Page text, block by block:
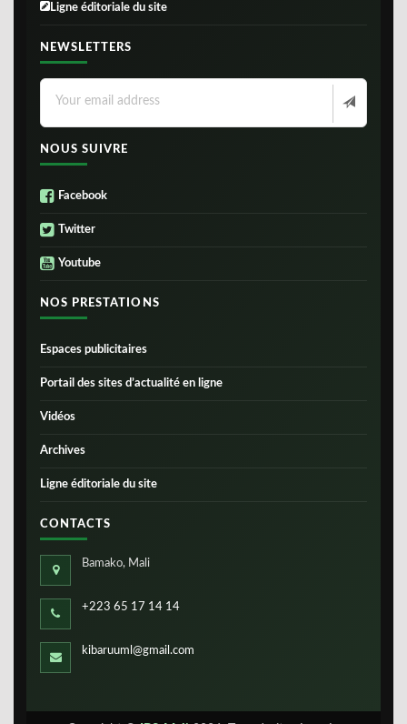
Ligne éditoriale du site
NEWSLETTERS
NOUS SUIVRE
Facebook
Twitter
Youtube
NOS PRESTATIONS
Espaces publicitaires
Portail des sites d’actualité en ligne
Vidéos
Archives
Ligne éditoriale du site
CONTACTS
Bamako, Mali
+223 65 17 14 14
kibaruuml@gmail.com